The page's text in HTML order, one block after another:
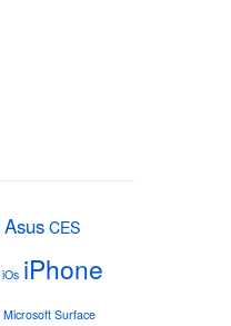
Asus CES
iOs iPhone
Microsoft Surface